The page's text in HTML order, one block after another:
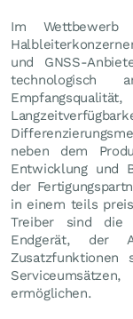
Im
und GNSS-
technologisch
neben dem
Entwicklung und
der
in einem teils
Treiber sind die
Endgerät, der
ermöglichen.